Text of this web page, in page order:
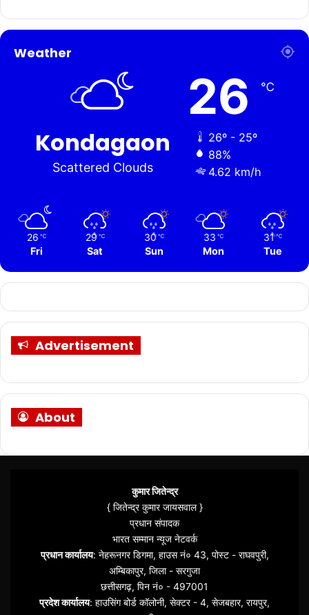
Weather
Kondagaon
Scattered Clouds
26 ℃
26º - 25º
88%
4.62 km/h
26 ℃
Fri
29 ℃
Sat
30 ℃
Sun
33 ℃
Mon
31 ℃
Tue
Advertisement
About
कुमार जितेन्द्र
{ जितेन्द्र कुमार जायसवाल }
प्रधान संपादक
भारत सम्मान न्यूज नेटवर्क
प्रधान कार्यालय: नेहरूनगर डिगमा, हाउस नं० 43, पोस्ट - राघवपुरी,
अम्बिकापुर, जिला - सरगुजा
छत्तीसगढ़, पिन नं० - 497001
प्रदेश कार्यालय: हाउसिंग बोर्ड कॉलोनी, सेक्टर - 4, सेजबहार, रायपुर,